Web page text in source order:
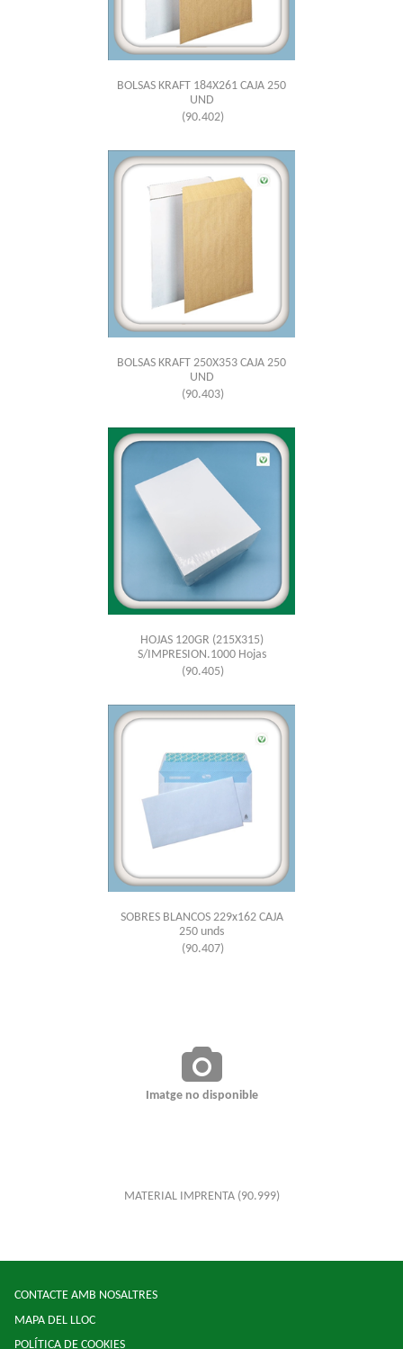
BOLSAS KRAFT 184X261 CAJA 250
UND
(90.402)
BOLSAS KRAFT 250X353 CAJA 250
UND
(90.403)
HOJAS 120GR (215X315)
S/IMPRESION.1000 Hojas
(90.405)
SOBRES BLANCOS 229x162 CAJA
250 unds
(90.407)
Imatge no disponible
MATERIAL IMPRENTA (90.999)
CONTACTE AMB NOSALTRES
MAPA DEL LLOC
POLÍTICA DE COOKIES